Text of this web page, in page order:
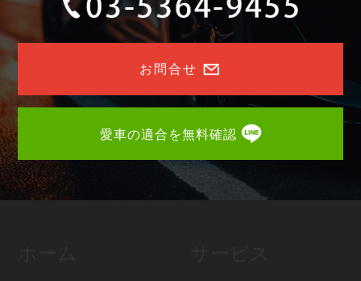
お問合せ
愛車の適合を無料確認